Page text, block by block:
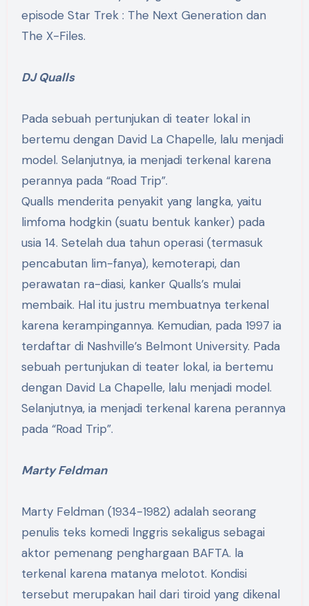
episode Star Trek : The Next Generation dan
The X-Files.
DJ Qualls
Pada sebuah pertunjukan di teater lokal in
bertemu dengan David La Chapelle, lalu menjadi
model. Selanjutnya, ia menjadi terkenal karena
perannya pada “Road Trip”.
Qualls menderita penyakit yang langka, yaitu
limfoma hodgkin (suatu bentuk kanker) pada
usia 14. Setelah dua tahun operasi (termasuk
pencabutan lim-fanya), kemoterapi, dan
perawatan ra-diasi, kanker Qualls’s mulai
membaik. Hal itu justru membuatnya terkenal
karena kerampingannya. Kemudian, pada 1997 ia
terdaftar di Nashville’s Belmont University. Pada
sebuah pertunjukan di teater lokal, ia bertemu
dengan David La Chapelle, lalu menjadi model.
Selanjutnya, ia menjadi terkenal karena perannya
pada “Road Trip”.
Marty Feldman
Marty Feldman (1934-1982) adalah seorang
penulis teks komedi lnggris sekaligus sebagai
aktor pemenang penghargaan BAFTA. la
terkenal karena matanya melotot. Kondisi
tersebut merupakan hail dari tiroid yang dikenal